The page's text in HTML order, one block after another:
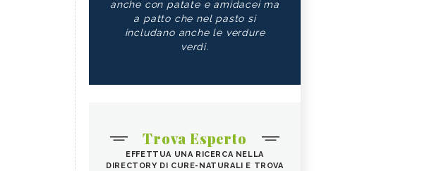
anche con patate e amidacei ma
a patto che nel pasto si
includano anche le verdure
verdi.
Trova Esperto
EFFETTUA UNA RICERCA NELLA
DIRECTORY DI CURE-NATURALI E TROVA